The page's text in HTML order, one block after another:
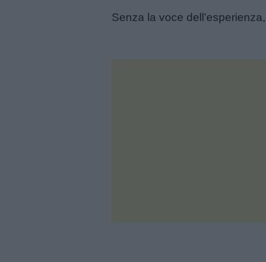
Senza la voce